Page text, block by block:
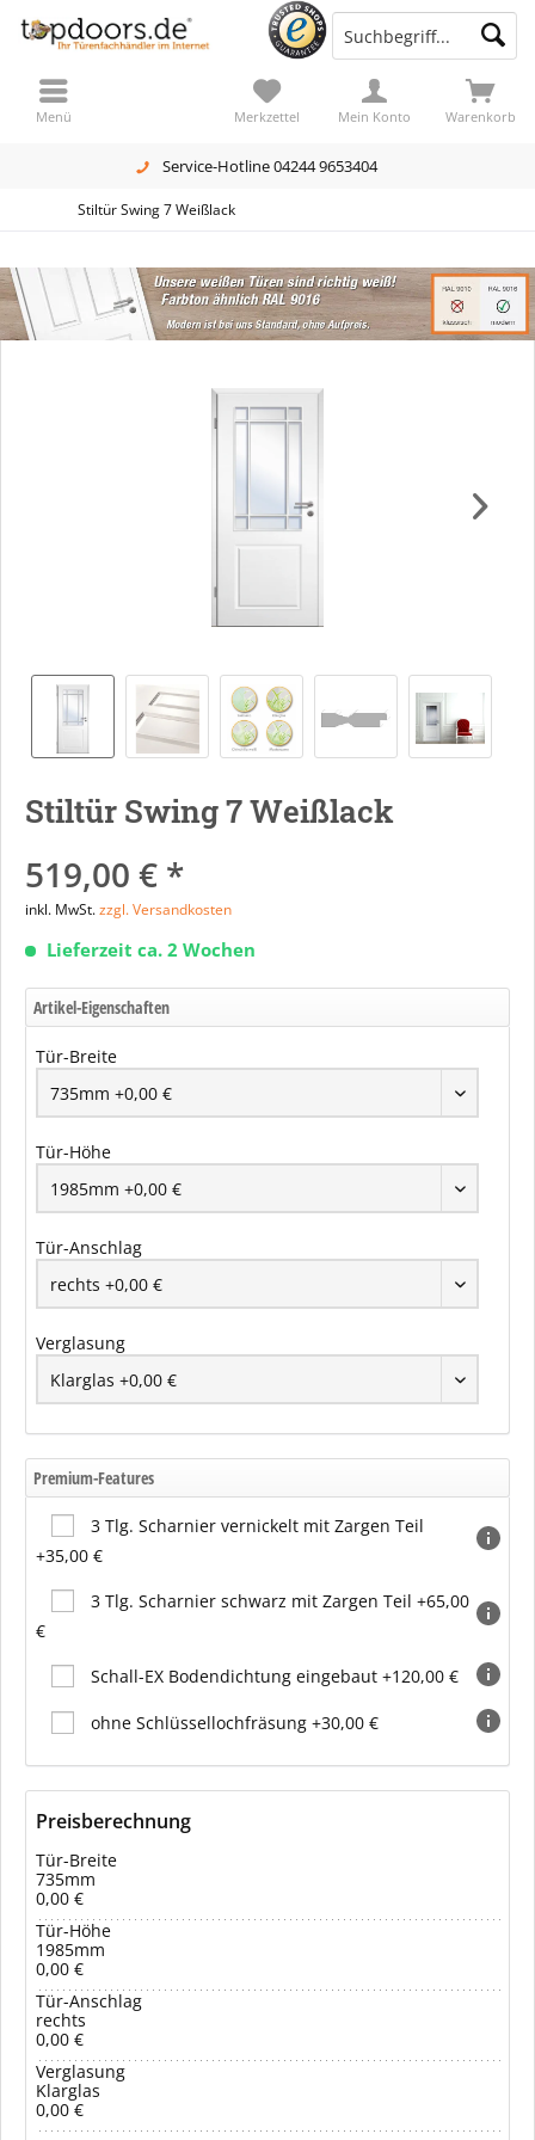
Service-Hotline 04244 9653404
Warenkorb
Merkzettel Mein Konto
Menü
Stiltür Swing 7 Weißlack
Stiltür Swing 7 Weißlack
519,00 € *
inkl. MwSt.zzgl. Versandkosten
Lieferzeit ca. 2 Wochen
Artikel-Eigenschaften
Tür-Breite
Tür-Höhe
Tür-Anschlag
Verglasung
Premium-Features
3 Tlg. Scharnier vernickelt mit Zargen Teil
+35,00 €
3 Tlg. Scharnier schwarz mit Zargen Teil +65,00
€
Schall-EX Bodendichtung eingebaut +120,00 €
ohne Schlüssellochfräsung +30,00 €
Preisberechnung
Tür-Breite
735mm
0,00 €
Tür-Höhe
1985mm
0,00 €
Tür-Anschlag
rechts
0,00 €
Verglasung
Klarglas
0,00 €